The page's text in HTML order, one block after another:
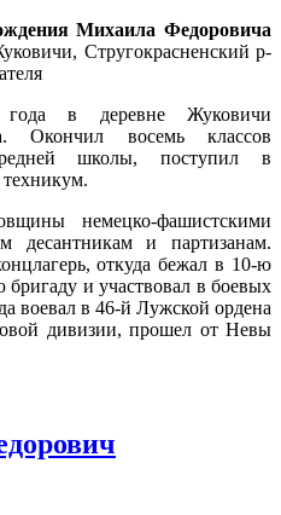
Михаила Федоровича
Стругокрасненский р-
в деревне Жуковичи
Окончил восемь классов
школы, поступил в
немецко-фашистскими
десантникам и партизанам.
откуда бежал в 10-ю
и участвовал в боевых
воевал в 46-й Лужской ордена
дивизии, прошел от Невы